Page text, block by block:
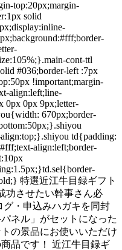
top:20px;margin-
solid
cont-ttl
#036;border-left :7px
!important;margin-
align:left;line-
0px 0px 9px;letter-
670px;border-
td{padding:
align:left;border-
特選近江牛目録ギフト
功させたい幹事さん必
グ・申込みハガキを同封
ネル」がセットになった
の景品にお使いいただけ
品です！ 近江牛目録ギ